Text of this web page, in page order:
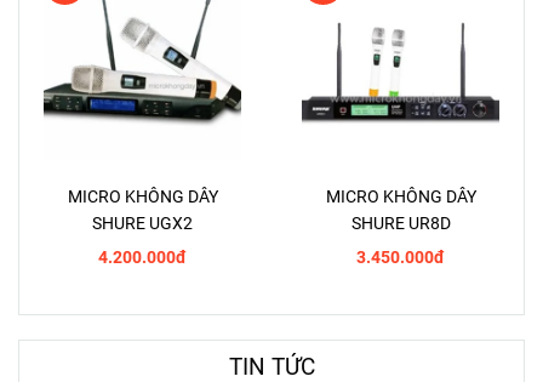
MICRO KHÔNG DÂY
SHURE UGX2
4.200.000đ
MICRO KHÔNG DÂY
SHURE UR8D
3.450.000đ
TIN TỨC